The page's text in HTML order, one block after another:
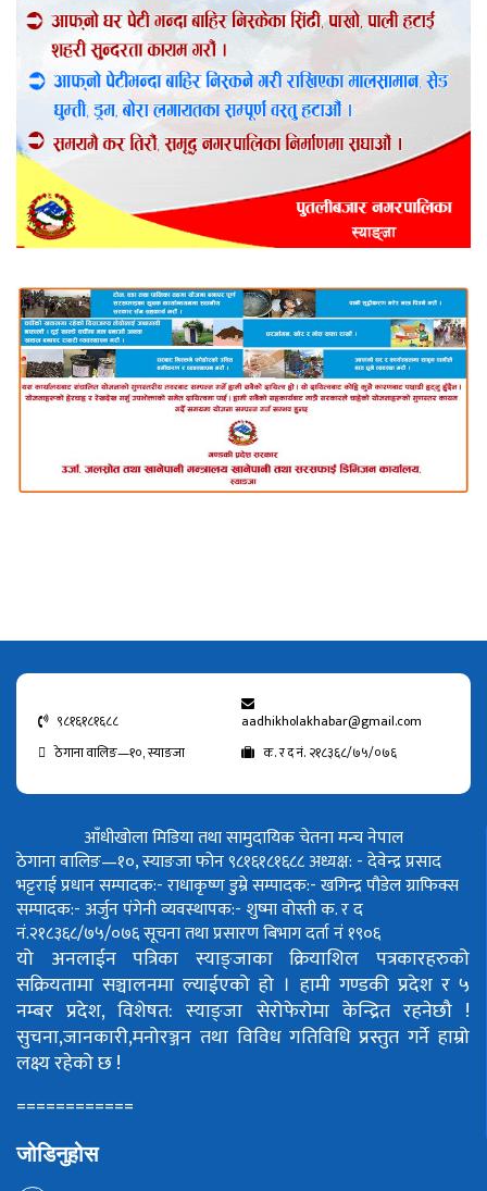
९८१६१८१६८८
aadhikholakhabar@gmail.com
ठेगाना वालिङ—१०, स्याङजा
क. र द नं. २१८३६८/७५/०७६
आँधीखोला मिडिया तथा सामुदायिक चेतना मन्च नेपाल
ठेगाना वालिङ—१०, स्याङजा फोन ९८१६१८१६८८अध्यक्ष: - देवेन्द्र प्रसाद
भट्टराईप्रधान सम्पादक:- राधाकृष्ण डुम्रेसम्पादक:- खगिन्द्र पौडेलग्राफिक्स
सम्पादक:- अर्जुन पंगेनीव्यवस्थापक:- शुष्मा वोस्तीक. र द
नं.२१८३६८/७५/०७६सूचना तथा प्रसारण बिभाग दर्ता नं १९०६
यो अनलाईन पत्रिका स्याङ्जाका क्रियाशिल पत्रकारहरुको
सक्रियतामा सञ्चालनमा ल्याईएको हो । हामी गण्डकी प्रदेश र ५
नम्बर प्रदेश, विशेषत: स्याङ्जा सेरोफेरोमा केन्द्रित रहनेछौ !
सुचना,जानकारी,मनोरञ्जन तथा विविध गतिविधि प्रस्तुत गर्ने हाम्रो
लक्ष्य रहेको छ !
============
जोडिनुहोस